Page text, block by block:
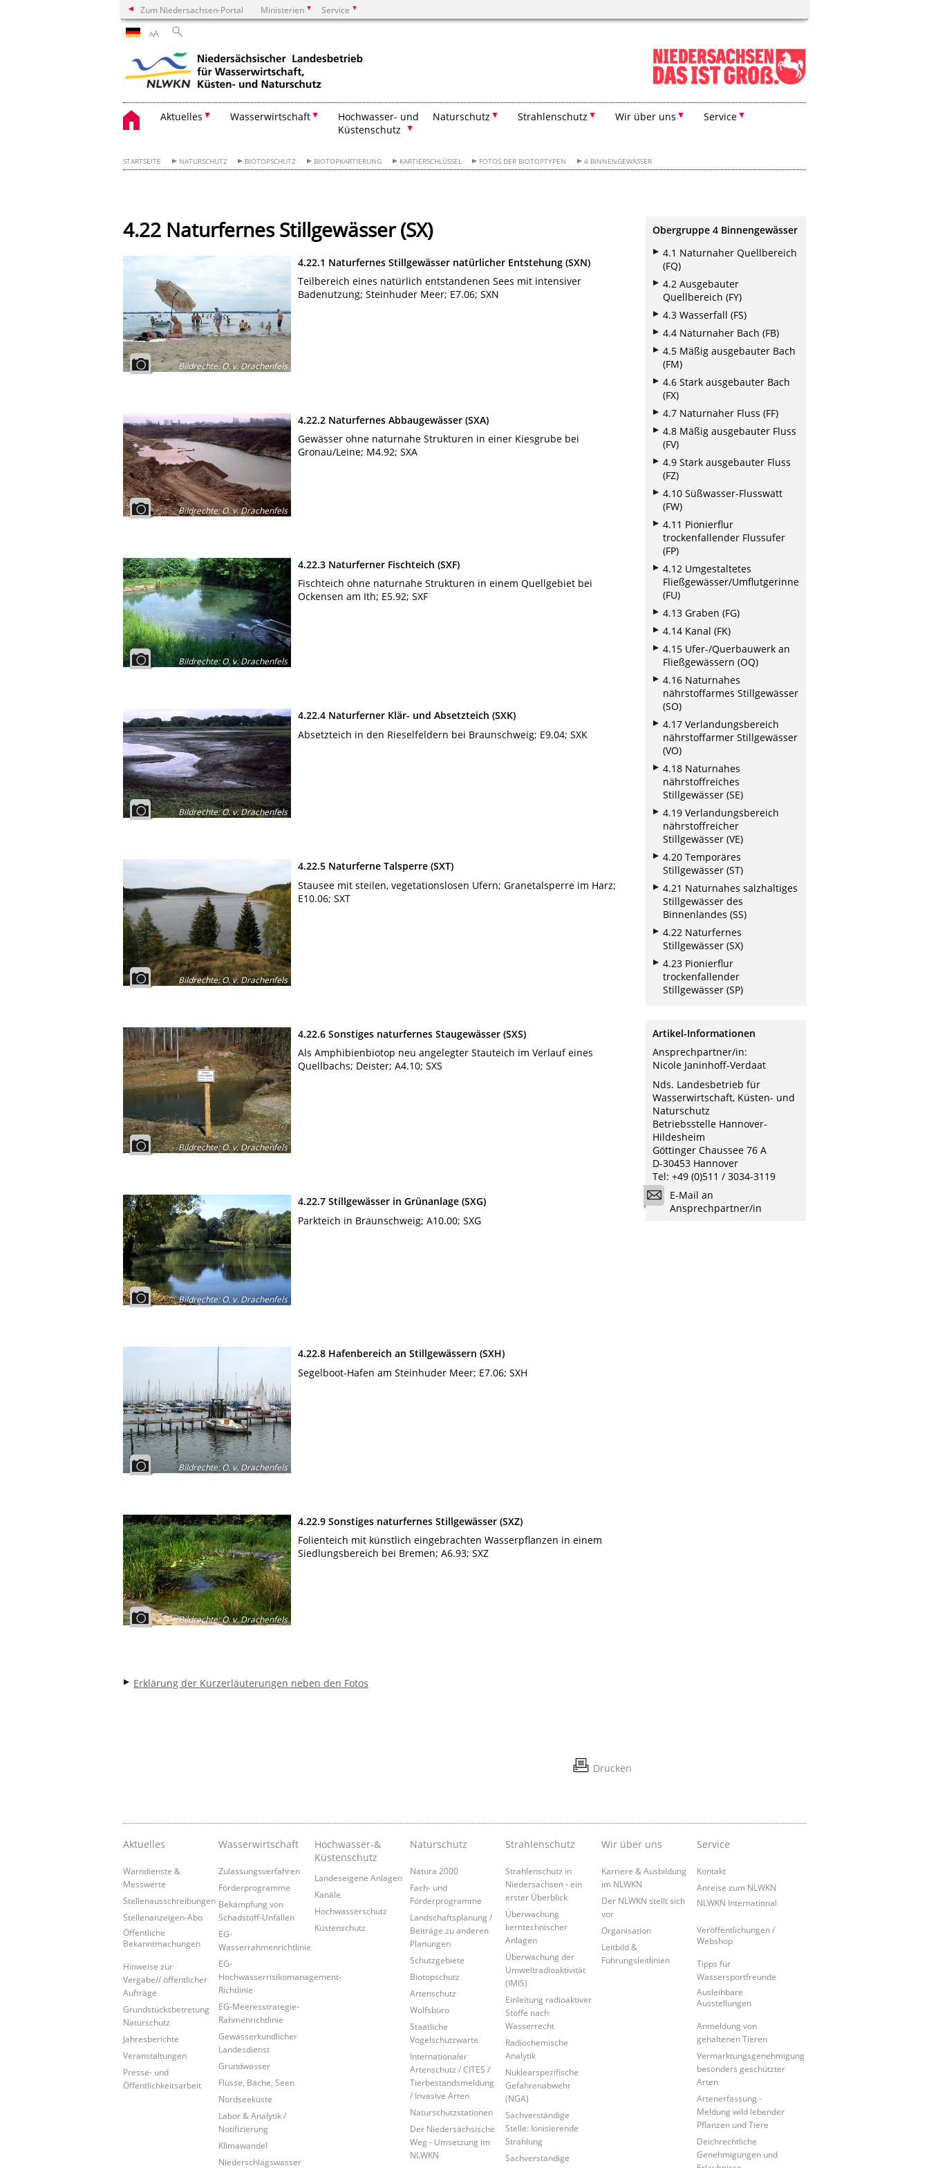
Zum Niedersachsen-Portal Ministerien Service
AA
Aktuelles Wasserwirtschaft
Hochwasser- und
Küstenschutz
Naturschutz Strahlenschutz Wir über uns Service
STARTSEITE NATURSCHUTZ BIOTOPSCHUTZ BIOTOPKARTIERUNG KARTIERSCHLÜSSEL FOTOS DER BIOTOPTYPEN 4 BINNENGEWÄSSER
4.22 Naturfernes Stillgewässer (SX)
Bildrechte:O. v. Drachenfels
4.22.1 Naturfernes Stillgewässer natürlicher Entstehung (SXN)
Teilbereich eines natürlich entstandenen Sees mit intensiver
Badenutzung; Steinhuder Meer; E7.06; SXN
Bildrechte:O. v. Drachenfels
4.22.2 Naturfernes Abbaugewässer (SXA)
Gewässer ohne naturnahe Strukturen in einer Kiesgrube bei
Gronau/Leine; M4.92; SXA
Bildrechte:O. v. Drachenfels
4.22.3 Naturferner Fischteich (SXF)
Fischteich ohne naturnahe Strukturen in einem Quellgebiet bei
Ockensen am Ith; E5.92; SXF
Bildrechte:O. v. Drachenfels
4.22.4 Naturferner Klär- und Absetzteich (SXK)
Absetzteich in den Rieselfeldern bei Braunschweig; E9.04; SXK
Bildrechte:O. v. Drachenfels
4.22.5 Naturferne Talsperre (SXT)
Stausee mit steilen, vegetationslosen Ufern; Granetalsperre im Harz;
E10.06; SXT
Bildrechte:O. v. Drachenfels
4.22.6 Sonstiges naturfernes Staugewässer (SXS)
Als Amphibienbiotop neu angelegter Stauteich im Verlauf eines
Quellbachs; Deister; A4.10; SXS
Bildrechte:O. v. Drachenfels
4.22.7 Stillgewässer in Grünanlage (SXG)
Parkteich in Braunschweig; A10.00; SXG
Bildrechte:O. v. Drachenfels
4.22.8 Hafenbereich an Stillgewässern (SXH)
Segelboot-Hafen am Steinhuder Meer; E7.06; SXH
Bildrechte:O. v. Drachenfels
4.22.9 Sonstiges naturfernes Stillgewässer (SXZ)
Folienteich mit künstlich eingebrachten Wasserpflanzen in einem
Siedlungsbereich bei Bremen; A6.93; SXZ
Erklärung der Kurzerläuterungen neben den Fotos
Drucken
Obergruppe 4 Binnengewässer
4.1 Naturnaher Quellbereich
(FQ)
4.2 Ausgebauter
Quellbereich (FY)
4.3 Wasserfall (FS)
4.4 Naturnaher Bach (FB)
4.5 Mäßig ausgebauter Bach
(FM)
4.6 Stark ausgebauter Bach
(FX)
4.7 Naturnaher Fluss (FF)
4.8 Mäßig ausgebauter Fluss
(FV)
4.9 Stark ausgebauter Fluss
(FZ)
4.10 Süßwasser-Flusswatt
(FW)
4.11 Pionierflur
trockenfallender Flussufer
(FP)
4.12 Umgestaltetes
Fließgewässer/Umflutgerinne
(FU)
4.13 Graben (FG)
4.14 Kanal (FK)
4.15 Ufer-/Querbauwerk an
Fließgewässern (OQ)
4.16 Naturnahes
nährstoffarmes Stillgewässer
(SO)
4.17 Verlandungsbereich
nährstoffarmer Stillgewässer
(VO)
4.18 Naturnahes
nährstoffreiches
Stillgewässer (SE)
4.19 Verlandungsbereich
nährstoffreicher
Stillgewässer (VE)
4.20 Temporäres
Stillgewässer (ST)
4.21 Naturnahes salzhaltiges
Stillgewässer des
Binnenlandes (SS)
4.22 Naturfernes
Stillgewässer (SX)
4.23 Pionierflur
trockenfallender
Stillgewässer (SP)
Artikel-Informationen
Ansprechpartner/in:
Nicole Janinhoff-Verdaat
Nds. Landesbetrieb für
Wasserwirtschaft, Küsten- und
Naturschutz
Betriebsstelle Hannover-
Hildesheim
Göttinger Chaussee 76 A
D-30453 Hannover
Tel: +49 (0)511 / 3034-3119
E-Mail an
Ansprechpartner/in
Aktuelles
Warndienste &
Messwerte
Stellenausschreibungen
Stellenanzeigen-Abo
Öffentliche
Bekanntmachungen
Hinweise zur
Vergabe// öffentlicher
Aufträge
Grundstücksbetretung
Naturschutz
Jahresberichte
Veranstaltungen
Presse- und
Öffentlichkeitsarbeit
Wasserwirtschaft
Zulassungsverfahren
Förderprogramme
Bekämpfung von
Schadstoff-Unfällen
EG-
Wasserrahmenrichtlinie
EG-
Hochwasserrisikomanagement-
Richtlinie
EG-Meeresstrategie-
Rahmenrichtlinie
Gewässerkundlicher
Landesdienst
Grundwasser
Flüsse, Bäche, Seen
Nordseeküste
Labor & Analytik /
Notifizierung
Klimawandel
Niederschlagswasser
Hochwasser-&
Küstenschutz
Landeseigene Anlagen
Kanäle
Hochwasserschutz
Küstenschutz
Naturschutz
Natura 2000
Fach- und
Förderprogramme
Landschaftsplanung /
Beiträge zu anderen
Planungen
Schutzgebiete
Biotopschutz
Artenschutz
Wolfsbüro
Staatliche
Vogelschutzwarte
Internationaler
Artenschutz / CITES /
Tierbestandsmeldung
/ Invasive Arten
Naturschutzstationen
Der Niedersächsische
Weg - Umsetzung im
NLWKN
Strahlenschutz
Strahlenschutz in
Niedersachsen - ein
erster Überblick
Überwachung
kerntechnischer
Anlagen
Überwachung der
Umweltradioaktivität
(IMIS)
Einleitung radioaktiver
Stoffe nach
Wasserrecht
Radiochemische
Analytik
Nuklearspezifische
Gefahrenabwehr
(NGA)
Sachverständige
Stelle: Ionisierende
Strahlung
Sachverständige
Wir über uns
Karriere & Ausbildung
im NLWKN
Der NLWKN stellt sich
vor
Organisation
Leitbild &
Führungsleitlinien
Service
Kontakt
Anreise zum NLWKN
NLWKN International
Veröffentlichungen /
Webshop
Tipps für
Wassersportfreunde
Ausleihbare
Ausstellungen
Anmeldung von
gehaltenen Tieren
Vermarktungsgenehmigung
besonders geschützter
Arten
Artenerfassung -
Meldung wild lebender
Pflanzen und Tiere
Deichrechtliche
Genehmigungen und